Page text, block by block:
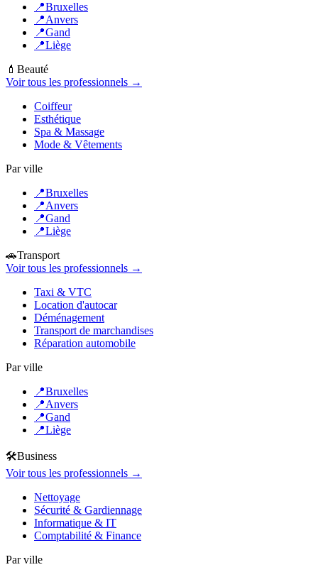
📍Bruxelles
📍Anvers
📍Gand
📍Liège
💄 Beauté
Voir tous les professionnels →
Coiffeur
Esthétique
Spa & Massage
Mode & Vêtements
Par ville
📍Bruxelles
📍Anvers
📍Gand
📍Liège
🚗Transport
Voir tous les professionnels →
Taxi & VTC
Location d'autocar
Déménagement
Transport de marchandises
Réparation automobile
Par ville
📍Bruxelles
📍Anvers
📍Gand
📍Liège
🛠️Business
Voir tous les professionnels →
Nettoyage
Sécurité & Gardiennage
Informatique & IT
Comptabilité & Finance
Par ville